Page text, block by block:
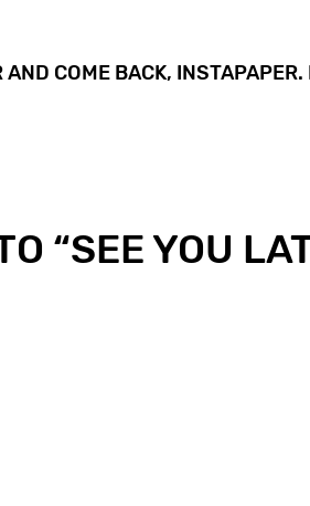
COME BACK, INSTAPAPER.
“SEE YOU